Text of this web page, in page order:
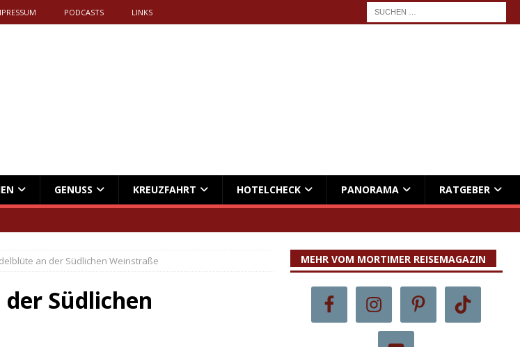
PODCASTS LINKS
GENUSS KREUZFAHRT HOTELCHECK PANORAMA RATGEBER
an der Südlichen Weinstraße
Südlichen
MEHR VOM MORTIMER REISEMAGAZIN